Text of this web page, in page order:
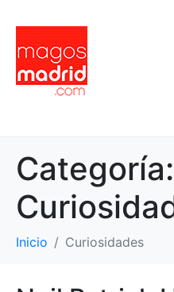
Categoría:
Inicio Curiosidades